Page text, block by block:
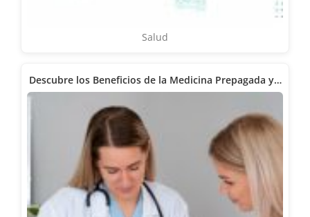
Salud
Descubre los Beneficios de la Medicina Prepagada y…